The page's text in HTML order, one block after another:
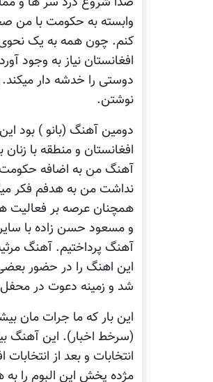
وابسته به حکومت با من
کنم. چون همه به یک نحوی
افغانستان نیاز به وجود
دوستی را خدشه دار
نوشتن.
دومین آهنگ (بانو ) بود
افغانستان و منطقه با
آهنگ من به اضافه حکومت
نداشت من به هدفم فکر
همچنان عرصه بر فعالیت
و مسعود حسن زاده با
آهنگ پرداختیم. آهنگ
این اهنگ را در حضور
شد و زمینه دعوت در محفل
این بار که ما جرات مان
(سرخط اخبار). این آهنگ
انتخابات و بعد از
مژده پخش این البوم را